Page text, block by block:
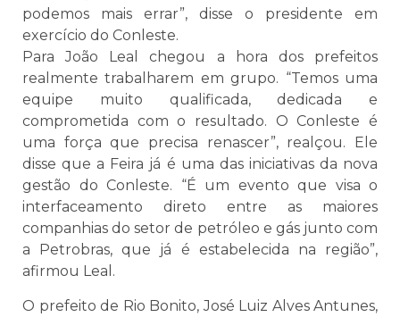
podemos mais errar”, disse o presidente em
exercício do Conleste.
Para João Leal chegou a hora dos prefeitos
realmente trabalharem em grupo. “Temos uma
equipe muito qualificada, dedicada e
comprometida com o resultado. O Conleste é
uma força que precisa renascer”, realçou. Ele
disse que a Feira já é uma das iniciativas da nova
gestão do Conleste. “É um evento que visa o
interfaceamento direto entre as maiores
companhias do setor de petróleo e gás junto com
a Petrobras, que já é estabelecida na região”,
afirmou Leal.
O prefeito de Rio Bonito, José Luiz Alves Antunes,